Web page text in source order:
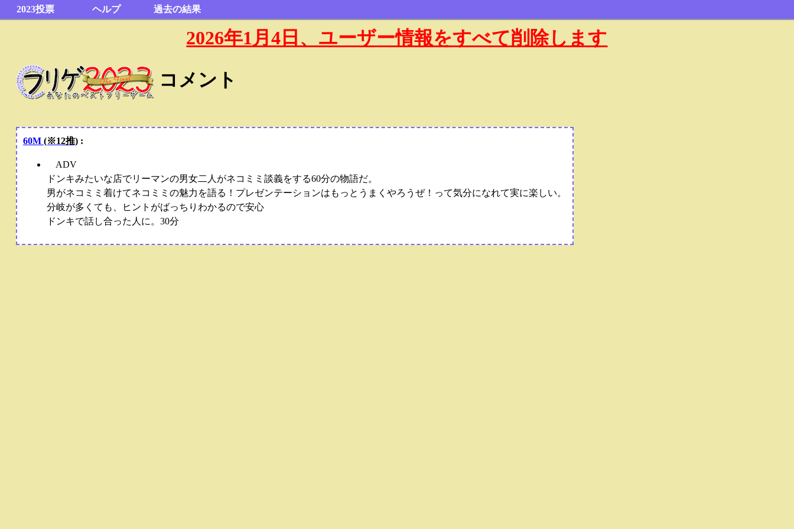
2023投票 ヘルプ 過去の結果
2026年1月4日、ユーザー情報をすべて削除します
コメント
60M (※12推):
ADV
ドンキみたいな店でリーマンの男女二人がネコミミ談義をする60分の物語だ。
男がネコミミ着けてネコミミの魅力を語る！プレゼンテーションはもっとうまくやろうぜ！って気分になれて実に楽しい。
分岐が多くても、ヒントがばっちりわかるので安心
ドンキで話し合った人に。30分